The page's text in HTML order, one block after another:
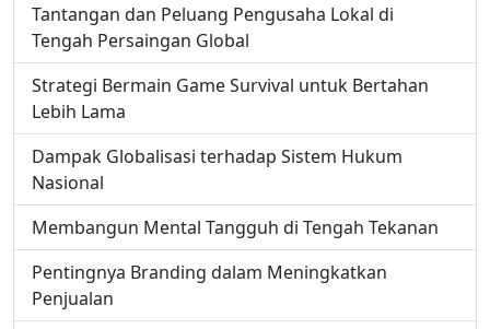
Tantangan dan Peluang Pengusaha Lokal di
Tengah Persaingan Global
Strategi Bermain Game Survival untuk Bertahan
Lebih Lama
Dampak Globalisasi terhadap Sistem Hukum
Nasional
Membangun Mental Tangguh di Tengah Tekanan
Pentingnya Branding dalam Meningkatkan
Penjualan